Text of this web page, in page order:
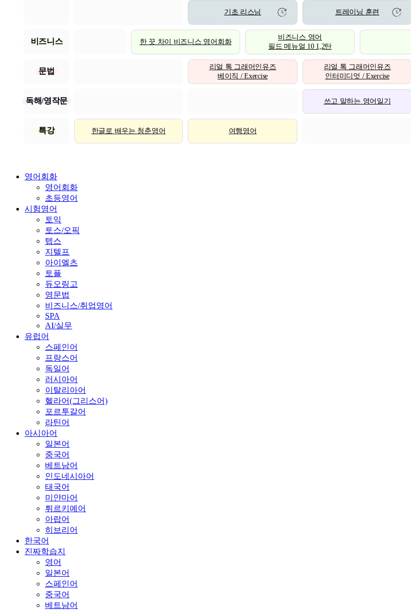
기초 리스닝 트레이닝 훈련
비즈니스 한 끗 차이 비즈니스 영어회화
비즈니스 영어
필드 메뉴얼 10 1,2탄
문법
리얼 톡 그래머인유즈
베이직 / Exercise
리얼 톡 그래머인유즈
인터미디엇 / Exercise
독해/영작문 쓰고 말하는 영어일기
특강 한글로 배우는 청춘영어 여행영어
영어회화
영어회화
초등영어
시험영어
토익
토스/오픽
텝스
지텔프
아이엘츠
토플
듀오링고
영문법
비즈니스/취업영어
SPA
AI/실무
유럽어
스페인어
프랑스어
독일어
러시아어
이탈리아어
헬라어(그리스어)
포르투갈어
라틴어
아시아어
일본어
중국어
베트남어
인도네시아어
태국어
미얀마어
튀르키예어
아랍어
히브리어
한국어
진짜학습지
영어
일본어
스페인어
중국어
베트남어